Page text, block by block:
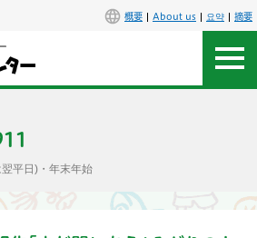
概要 About us 요약 摘要
平日)・年末年始